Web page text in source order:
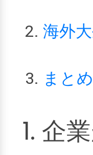
海外
まとめ
1. 企